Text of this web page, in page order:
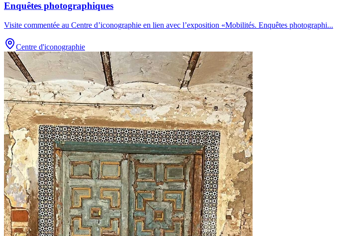
Enquêtes photographiques
Visite commentée au Centre d’iconographie en lien avec l’exposition «Mobilités. Enquêtes photographi...
Centre d'iconographie